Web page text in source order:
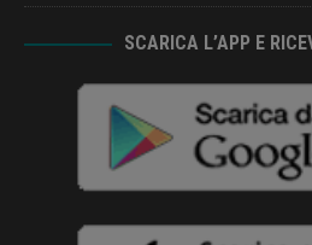
SCARICA L’APP E